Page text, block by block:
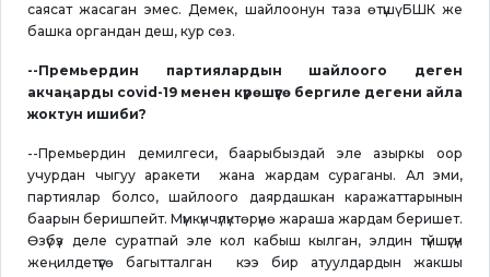
саясат жасаган эмес. Демек, шайлоонун таза өтүшү БШК же
башка органдан деш, кур сөз.
--Премьердин партиялардын шайлоого деген
акчаңарды covid-19 менен күрөшүүгө бергиле дегени айла
жоктун ишиби?
--Премьердин демилгеси, баарыбыздай эле азыркы оор
учурдан чыгуу аракети жана жардам сураганы. Ал эми,
партиялар болсо, шайлоого даярдашкан каражаттарынын
баарын беришпейт. Мүмкүнчүлүктөрүнө жараша жардам беришет.
Өзүбүз деле суратпай эле кол кабыш кылган, элдин түйшүгүн
жеңилдетүүгө багытталган кээ бир атуулдардын жакшы